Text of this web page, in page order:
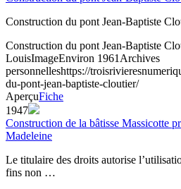
Construction du pont Jean-Baptiste
Construction du pont Jean-Baptiste
LouisImageEnviron 1961 Archives
personnelleshttps://
du-pont-jean-baptiste-cloutier/
AperçuFiche
1947
Construction de la bâtisse Massicotte
Madeleine
Le titulaire des droits autorise
fins non …